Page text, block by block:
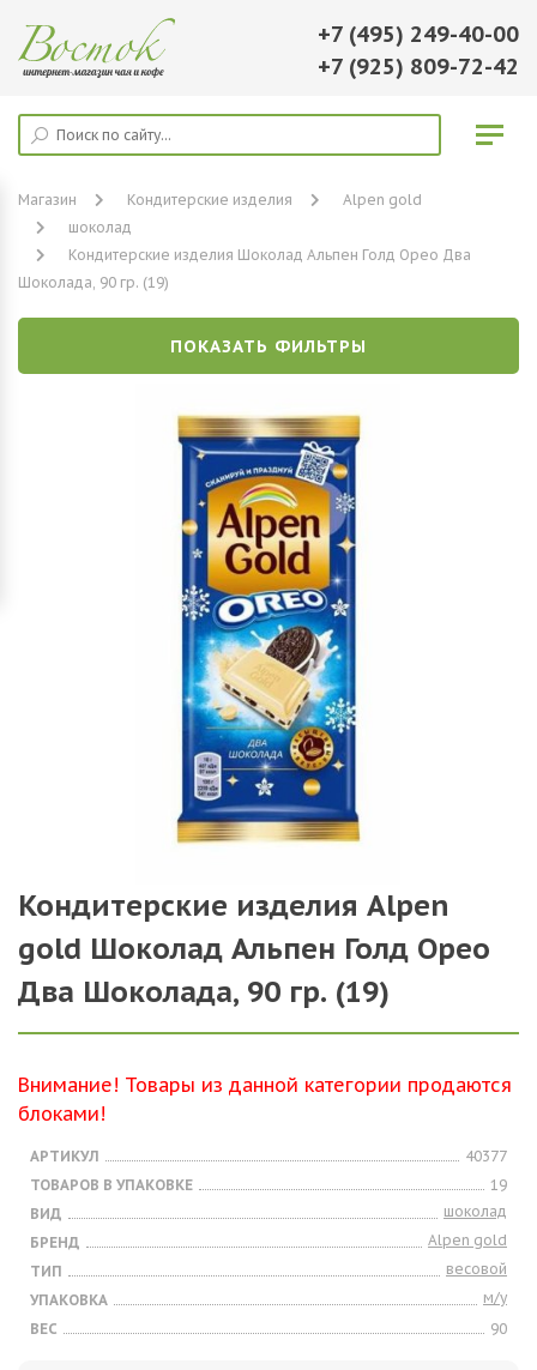
+7 (495) 249-40-00
+7 (925) 809-72-42
Магазин Кондитерские изделия
Alpen gold
шоколад
Кондитерские изделия Шоколад Альпен Голд Орео Два
Шоколада, 90 гр. (19)
ПОКАЗАТЬ ФИЛЬТРЫ
Кондитерские изделия Alpen
gold Шоколад Альпен Голд Орео
Два Шоколада, 90 гр. (19)
Внимание! Товары из данной категории продаются
блоками!
АРТИКУЛ
40377
ТОВАРОВ В УПАКОВКЕ
19
ВИД
шоколад
БРЕНД
Alpen gold
ТИП
весовой
УПАКОВКА
м/у
ВЕС
90